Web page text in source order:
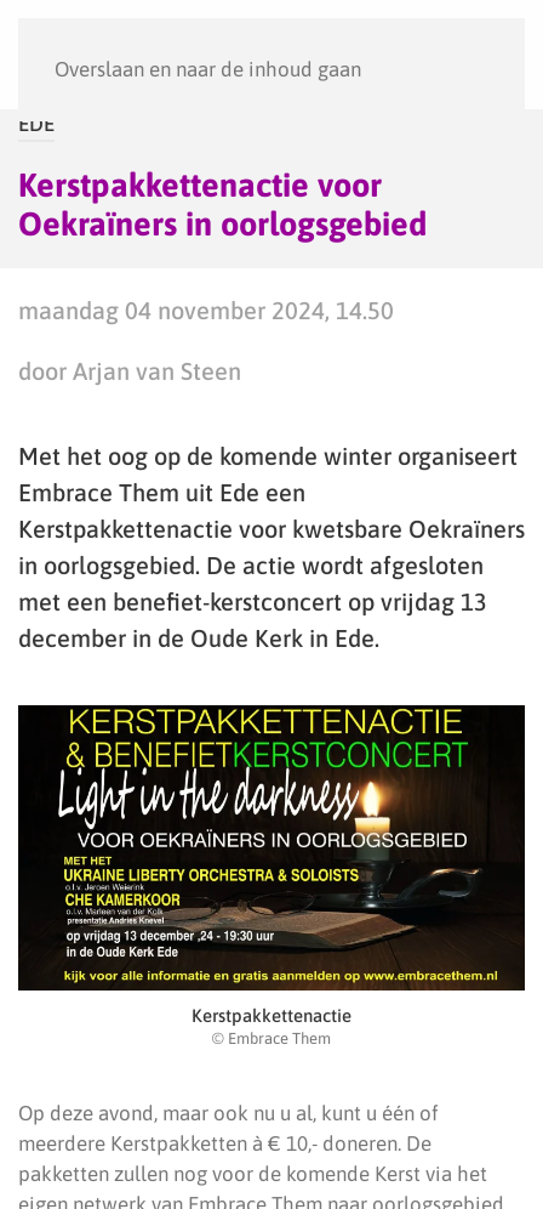
Overslaan en naar de inhoud gaan
EDE
Kerstpakkettenactie voor
Oekraïners in oorlogsgebied
maandag 04 november 2024, 14.50
door Arjan van Steen
Met het oog op de komende winter organiseert
Embrace Them uit Ede een
Kerstpakkettenactie voor kwetsbare Oekraïners
in oorlogsgebied. De actie wordt afgesloten
met een benefiet-kerstconcert op vrijdag 13
december in de Oude Kerk in Ede.
Kerstpakkettenactie
© Embrace Them
Op deze avond, maar ook nu u al, kunt u één of
meerdere Kerstpakketten à € 10,- doneren. De
pakketten zullen nog voor de komende Kerst via het